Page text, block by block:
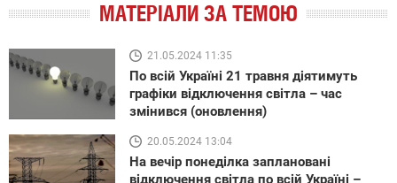
МАТЕРІАЛИ ЗА ТЕМОЮ
21.05.2024 11:35
По всій Україні 21 травня діятимуть
графіки відключення світла – час
змінився (оновлення)
20.05.2024 13:04
На вечір понеділка заплановані
відключення світла по всій Україні –